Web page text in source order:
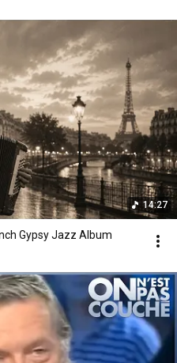
14:27
Gypsy Jazz Album